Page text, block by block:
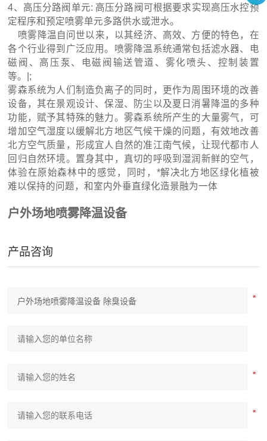
4、高压分路阀单元: 高压分路阀可根据要求实现高压水控预
定程序和预定喷雾单元多路供水或泄水。
喷雾降温自问世以来，以其经济、高效、方便的特色，在
各个行业得到广泛应用。喷雾降温系统通常包括滤水器、电
磁阀、高压泵、电磁阀输送管道、雾化喷头、控制装置
等。|;
雾森系统为人们制造负离子的同时，更作为周围环境的改善
设备，其在景观设计、保湿、防尘以及夏日消暑降温的多种
功能，赋予其特殊的魅力。雾森系统所产生的大量雾气，可
增加空气湿度以缓解北方地区气候干燥的问题，有效地改善
北方空气质量，形成宜人自然的准江南气候，让现代都市人
回归自然环境。置身其中，真切的呼吸到湿润新鲜的空气，
体验在原始森林中的感觉，同时，*解决北方地区绿化植被
难以保持的问题，和室内外垂直绿化造景融为一体
户外场地喷雾降温设备
产品咨询